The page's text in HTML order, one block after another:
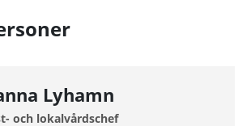
Lyhamn
och lokalvårdschef